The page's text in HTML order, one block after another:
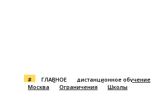
# ГЛАВНОЕ дистанционное обучение
Москва
Ограничения Школы